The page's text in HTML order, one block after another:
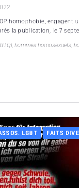
homophobie,
la publication, le 7
, hommes homosexuels,
LGBT FAITS